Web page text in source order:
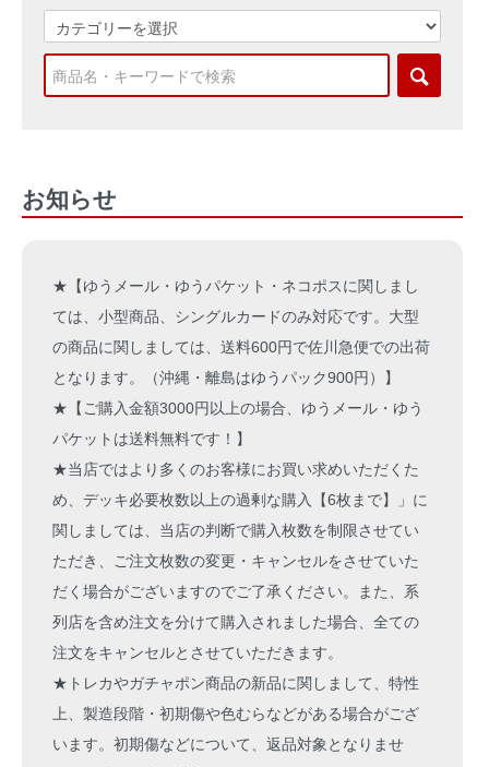
お知らせ
★【ゆうメール・ゆうパケット・ネコポスに関しまし
ては、小型商品、シングルカードのみ対応です。大型
の商品に関しましては、送料600円で佐川急便での出荷
となります。（沖縄・離島はゆうパック900円）】
★【ご購入金額3000円以上の場合、ゆうメール・ゆう
パケットは送料無料です！】
★当店ではより多くのお客様にお買い求めいただくた
め、デッキ必要枚数以上の過剰な購入【6枚まで】」に
関しましては、当店の判断で購入枚数を制限させてい
ただき、ご注文枚数の変更・キャンセルをさせていた
だく場合がございますのでご了承ください。また、系
列店を含め注文を分けて購入されました場合、全ての
注文をキャンセルとさせていただきます。
★トレカやガチャポン商品の新品に関しまして、特性
上、製造段階・初期傷や色むらなどがある場合がござ
います。初期傷などについて、返品対象となりませ